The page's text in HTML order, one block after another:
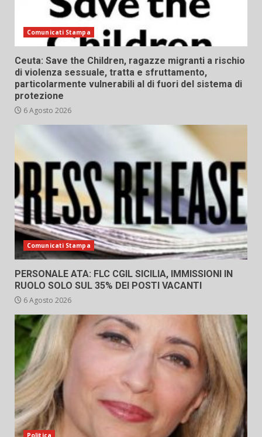
Comunicati Stampa
Ceuta: Save the Children, ragazze migranti a rischio
di violenza sessuale, tratta e sfruttamento,
particolarmente vulnerabili al di fuori del sistema di
protezione
6 Agosto 2026
Comunicati Stampa
PERSONALE ATA: FLC CGIL SICILIA, IMMISSIONI IN
RUOLO SOLO SUL 35% DEI POSTI VACANTI
6 Agosto 2026